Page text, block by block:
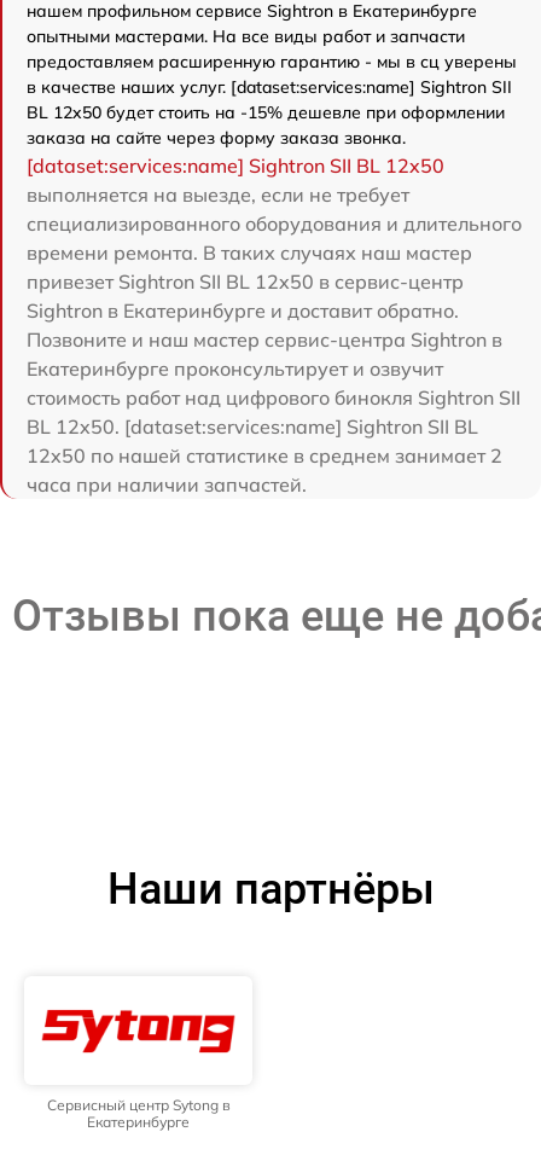
нашем профильном сервисе Sightron в Екатеринбурге
опытными мастерами. На все виды работ и запчасти
предоставляем расширенную гарантию - мы в сц уверены
в качестве наших услуг. [dataset:services:name] Sightron SII
BL 12x50 будет стоить на -15% дешевле при оформлении
заказа на сайте через форму заказа звонка.
[dataset:services:name] Sightron SII BL 12x50
выполняется на выезде, если не требует
специализированного оборудования и длительного
времени ремонта. В таких случаях наш мастер
привезет Sightron SII BL 12x50 в сервис-центр
Sightron в Екатеринбурге и доставит обратно.
Позвоните и наш мастер сервис-центра Sightron в
Екатеринбурге проконсультирует и озвучит
стоимость работ над цифрового бинокля Sightron SII
BL 12x50. [dataset:services:name] Sightron SII BL
12x50 по нашей статистике в среднем занимает 2
часа при наличии запчастей.
Отзывы пока еще не
Наши партнёры
Сервисный центр Sytong в
Екатеринбурге